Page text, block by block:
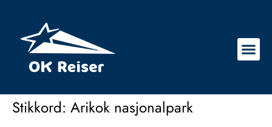
Stikkord: Arikok nasjonalpark